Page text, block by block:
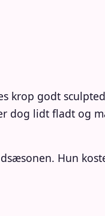
krop godt
lidt fladt og
Hun